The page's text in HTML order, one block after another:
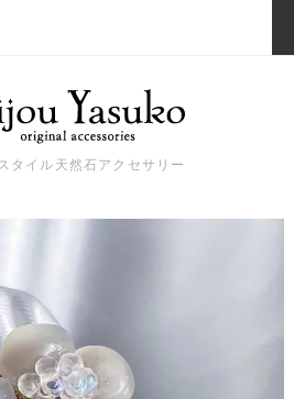
タイル天然石アクセサリー